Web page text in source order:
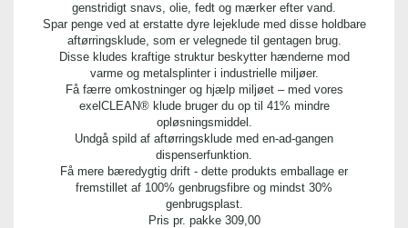
genstridigt snavs, olie, fedt og mærker efter vand.
Spar penge ved at erstatte dyre lejeklude med disse holdbare
aftørringsklude, som er velegnede til gentagen brug.
Disse kludes kraftige struktur beskytter hænderne mod
varme og metalsplinter i industrielle miljøer.
Få færre omkostninger og hjælp miljøet – med vores
exelCLEAN® klude bruger du op til 41% mindre
opløsningsmiddel.
Undgå spild af aftørringsklude med en-ad-gangen
dispenserfunktion.
Få mere bæredygtig drift - dette produkts emballage er
fremstillet af 100% genbrugsfibre og mindst 30%
genbrugsplast.
Pris pr. pakke 309,00